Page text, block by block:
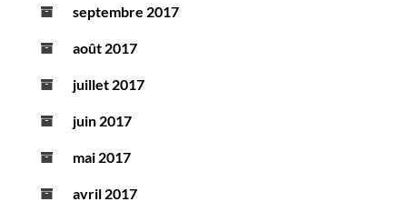
septembre 2017
août 2017
juillet 2017
juin 2017
mai 2017
avril 2017